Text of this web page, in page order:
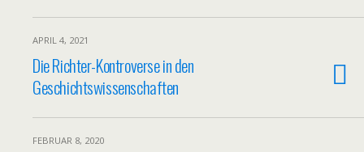
APRIL 4, 2021
Die Richter-Kontroverse in den
Geschichtswissenschaften
FEBRUAR 8, 2020